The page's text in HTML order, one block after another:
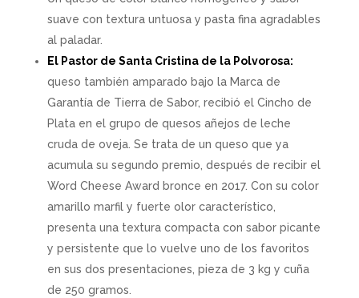
suave con textura untuosa y pasta fina agradables
al paladar.
El Pastor de Santa Cristina de la Polvorosa:
queso también amparado bajo la Marca de
Garantía de Tierra de Sabor, recibió el Cincho de
Plata en el grupo de quesos añejos de leche
cruda de oveja. Se trata de un queso que ya
acumula su segundo premio, después de recibir el
Word Cheese Award bronce en 2017. Con su color
amarillo marfil y fuerte olor característico,
presenta una textura compacta con sabor picante
y persistente que lo vuelve uno de los favoritos
en sus dos presentaciones, pieza de 3 kg y cuña
de 250 gramos.